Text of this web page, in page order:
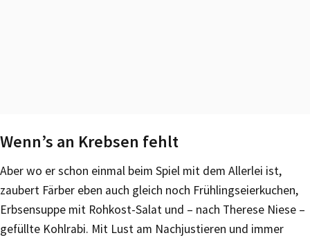
Wenn’s an Krebsen fehlt
Aber wo er schon einmal beim Spiel mit dem Allerlei ist,
zaubert Färber eben auch gleich noch Frühlingseierkuchen,
Erbsensuppe mit Rohkost-Salat und – nach Therese Niese –
gefüllte Kohlrabi. Mit Lust am Nachjustieren und immer